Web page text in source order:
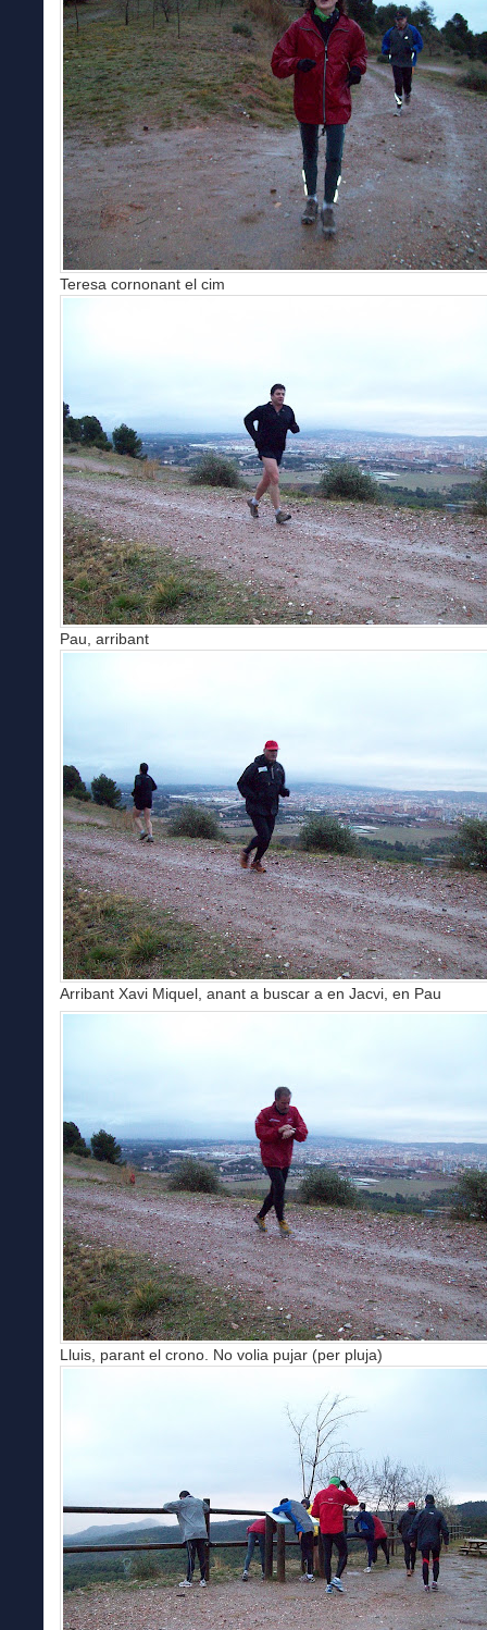
Teresa cornonant el cim
Pau, arribant
Arribant Xavi Miquel, anant a buscar a en Jacvi, en Pau
Lluis, parant el crono. No volia pujar (per pluja)